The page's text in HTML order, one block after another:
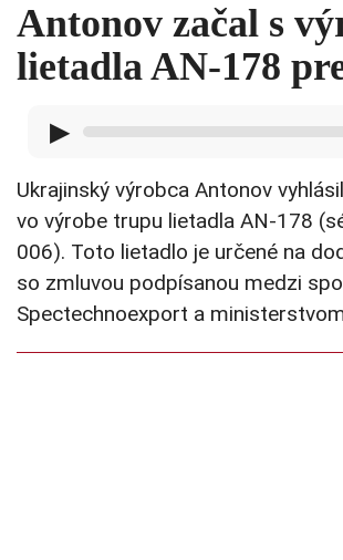
Antonov začal s
lietadla AN-178
▶
Ukrajinský výrobca Antonov
vo výrobe trupu lietadla AN-178
006). Toto lietadlo je určené na
so zmluvou podpísanou medzi
Spectechnoexport a